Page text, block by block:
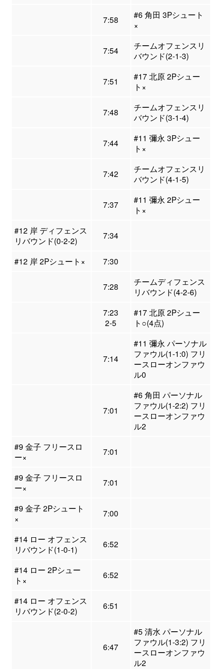
7:58
#6 角田 3Pシュート
×
7:54
チームオフェンスリ
バウンド(2-1-3)
7:51
#17 北原 2Pシュー
ト×
7:48
チームオフェンスリ
バウンド(3-1-4)
7:44
#11 彌永 3Pシュー
ト×
7:42
チームオフェンスリ
バウンド(4-1-5)
7:37
#11 彌永 2Pシュー
ト×
#12 岸 ディフェンス
リバウンド(0-2-2)
7:34
#12 岸 2Pシュート× 7:30
7:28
チームディフェンス
リバウンド(4-2-6)
7:23
2-5
#17 北原 2Pシュー
ト○(4点)
7:14
#11 彌永 パーソナル
ファウル(1-1:0) フリ
ースローオンファウ
ル0
7:01
#6 角田 パーソナル
ファウル(1-2:2) フリ
ースローオンファウ
ル2
#9 金子 フリースロ
ー×
7:01
#9 金子 フリースロ
ー×
7:01
#9 金子 2Pシュート
×
7:00
#14 ロー オフェンス
リバウンド(1-0-1)
6:52
#14 ロー 2Pシュー
ト×
6:52
#14 ロー オフェンス
リバウンド(2-0-2)
6:51
6:47
#5 清水 パーソナル
ファウル(1-3:2) フリ
ースローオンファウ
ル2